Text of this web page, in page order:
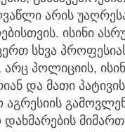
არის
ისინი
სხვა
არც პოლიციის,
და მათი